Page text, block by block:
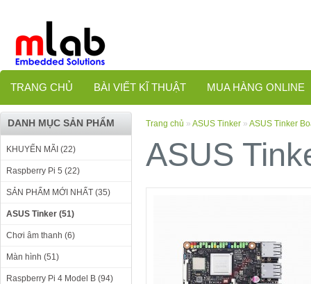
TRANG CHỦ BÀI VIẾT KĨ THUẬT MUA HÀNG ONLINE
DANH MỤC SẢN PHẨM
KHUYẾN MÃI (22)
Raspberry Pi 5 (22)
SẢN PHẨM MỚI NHẤT (35)
ASUS Tinker (51)
Chơi âm thanh (6)
Màn hình (51)
Raspberry Pi 4 Model B (94)
Trang chủ » ASUS Tinker » ASUS Tinker
ASUS